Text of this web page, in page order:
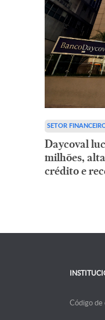
SETOR
Daycoval
milhões,
crédito e
Código de